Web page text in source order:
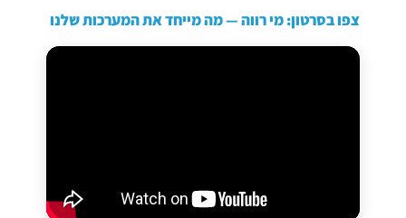
צפו בסרטון: מי רווה — מה מייחד את המערכות שלנו